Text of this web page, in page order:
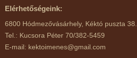
Elérhetőségeink:
6800 Hódmezővásárhely, Kéktó puszta 38.
Tel.: Kucsora Péter 70/382-5459
E-mail: kektoimenes@gmail.com